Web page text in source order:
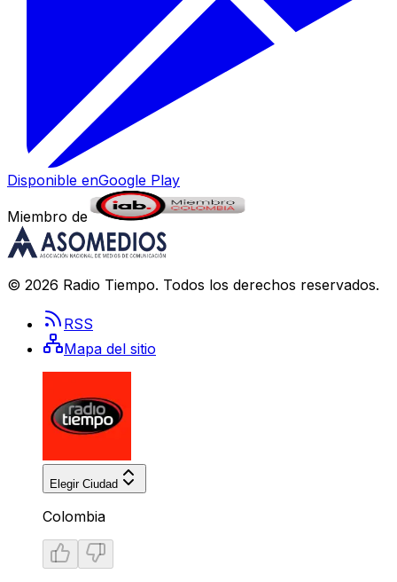
Disponible enGoogle Play
Miembro de
© 2026 Radio Tiempo. Todos los derechos reservados.
RSS
Mapa del sitio
Elegir Ciudad
Colombia